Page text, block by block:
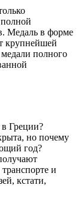
Медаль в форме
крупнейшей
полного
Греции?
но почему
год?
и
кстати,